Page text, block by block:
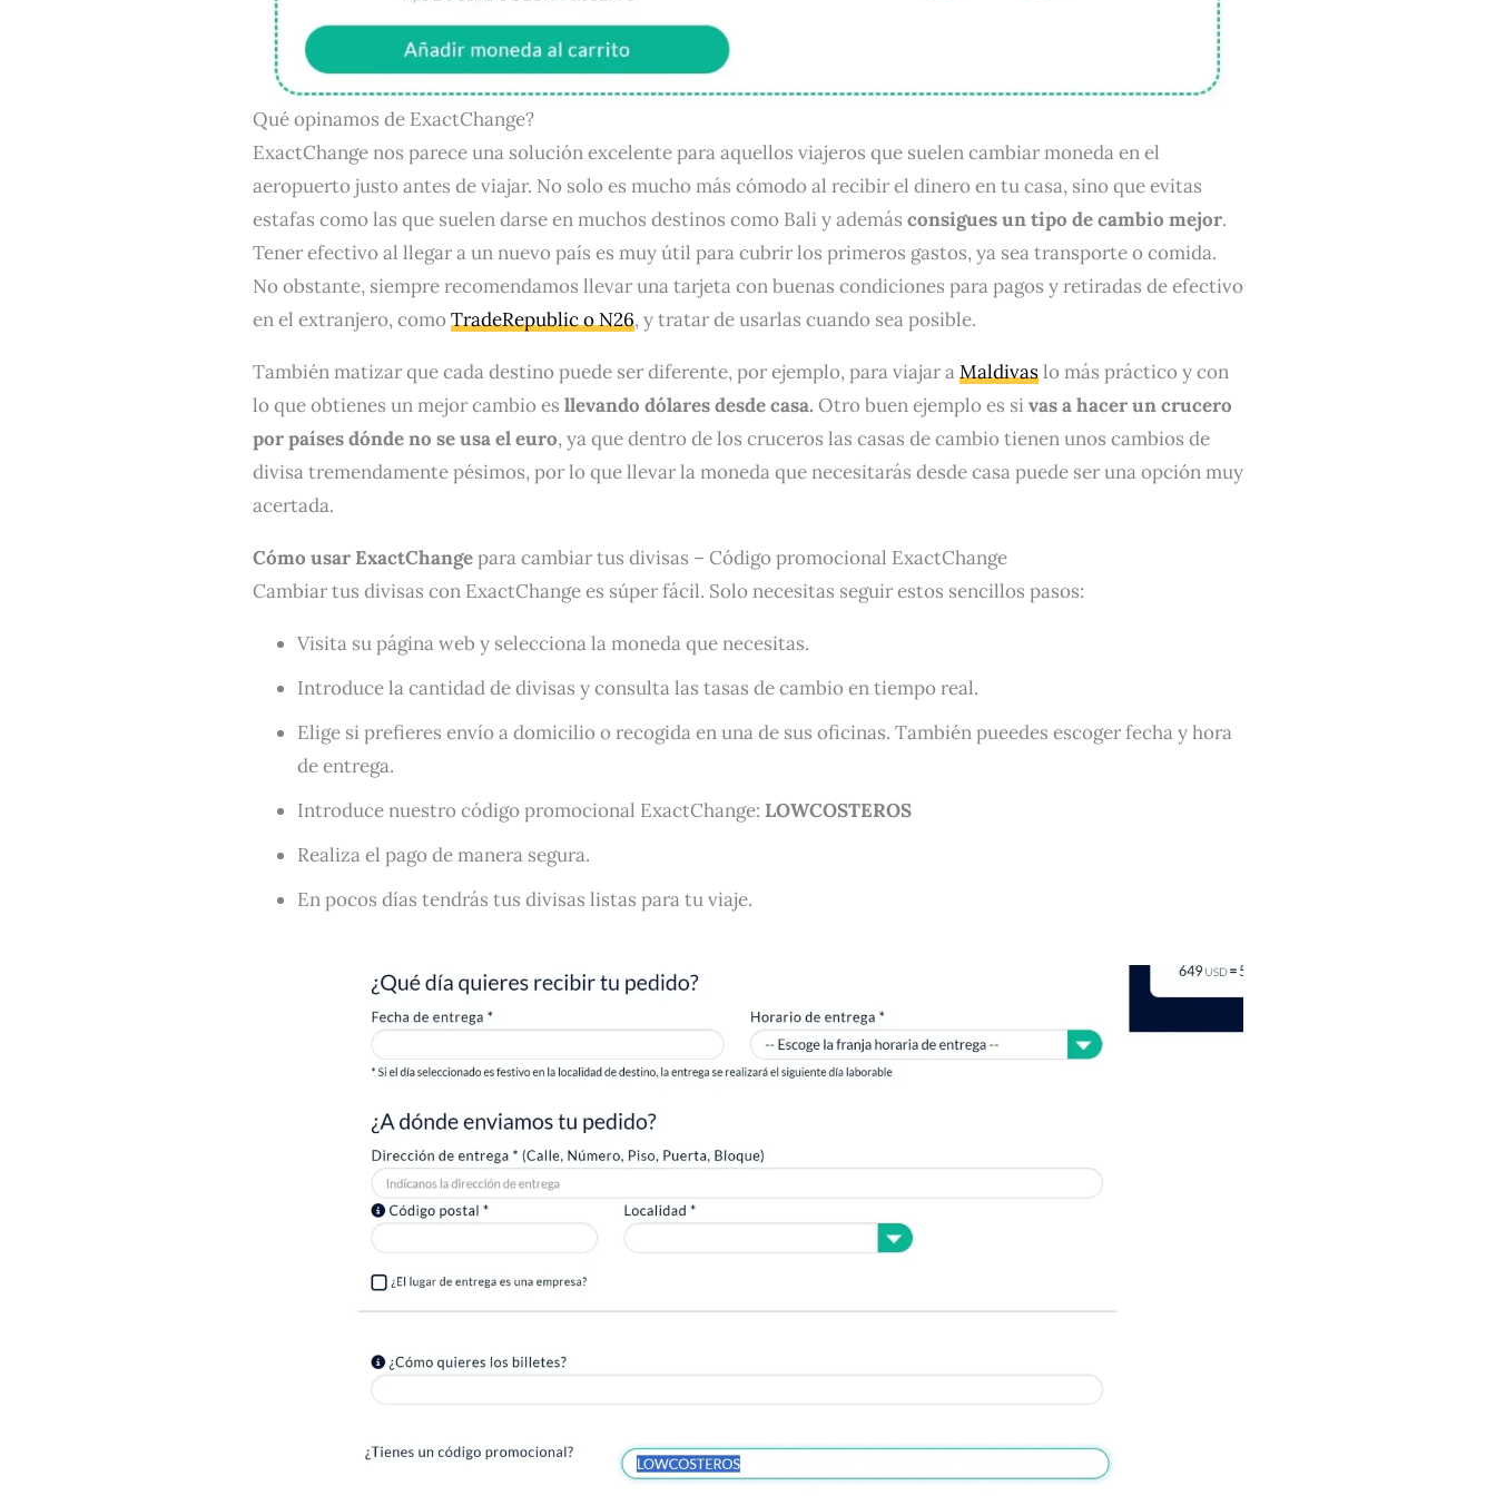
Qué opinamos de ExactChange?
ExactChange nos parece una solución excelente para aquellos viajeros que suelen cambiar moneda en el
aeropuerto justo antes de viajar. No solo es mucho más cómodo al recibir el dinero en tu casa, sino que evitas
estafas como las que suelen darse en muchos destinos como Bali y además consigues un tipo de cambio mejor.
Tener efectivo al llegar a un nuevo país es muy útil para cubrir los primeros gastos, ya sea transporte o comida.
No obstante, siempre recomendamos llevar una tarjeta con buenas condiciones para pagos y retiradas de efectivo
en el extranjero, comoTradeRepublic o N26, y tratar de usarlas cuando sea posible.
También matizar que cada destino puede ser diferente, por ejemplo, para viajar aMaldivaslo más práctico y con
lo que obtienes un mejor cambio es llevando dólares desde casa. Otro buen ejemplo es si vas a hacer un crucero
por países dónde no se usa el euro, ya que dentro de los cruceros las casas de cambio tienen unos cambios de
divisa tremendamente pésimos, por lo que llevar la moneda que necesitarás desde casa puede ser una opción muy
acertada.
Cómo usar ExactChangepara cambiar tus divisas – Código promocional ExactChange
Cambiar tus divisas con ExactChange es súper fácil. Solo necesitas seguir estos sencillos pasos:
Visita su página web y selecciona la moneda que necesitas.
Introduce la cantidad de divisas y consulta las tasas de cambio en tiempo real.
Elige si prefieres envío a domicilio o recogida en una de sus oficinas. También pueedes escoger fecha y hora
de entrega.
Introduce nuestro código promocional ExactChange: LOWCOSTEROS
Realiza el pago de manera segura.
En pocos días tendrás tus divisas listas para tu viaje.